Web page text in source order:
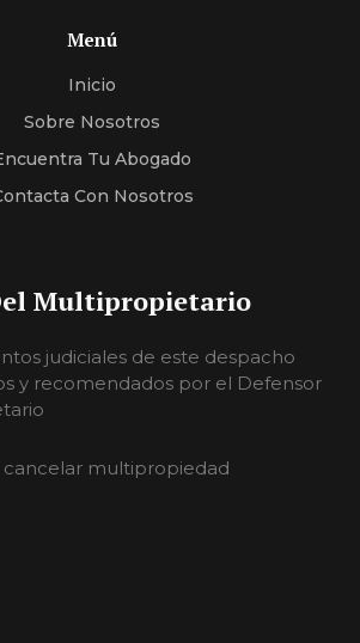
Menú
Inicio
Sobre Nosotros
Tu Abogado
Con Nosotros
Multipropietario
judiciales de este despacho
y recomendados por el Defensor
cancelar multipropiedad